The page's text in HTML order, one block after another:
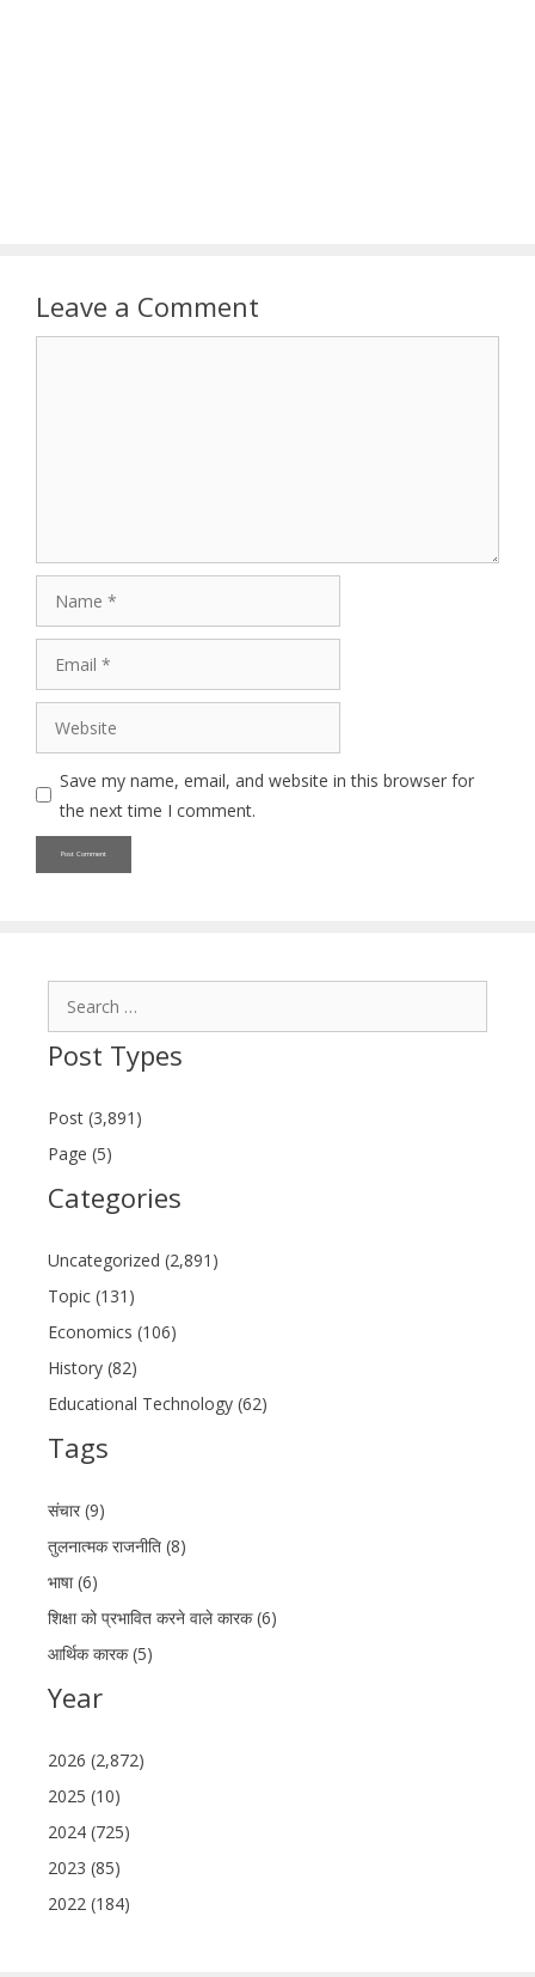
Leave a Comment
Save my name, email, and website in this browser for
the next time I comment.
Post Types
Post (3,891)
Page (5)
Categories
Uncategorized (2,891)
Topic (131)
Economics (106)
History (82)
Educational Technology (62)
Tags
संचार (9)
तुलनात्मक राजनीति (8)
भाषा (6)
शिक्षा को प्रभावित करने वाले कारक (6)
आर्थिक कारक (5)
Year
2026 (2,872)
2025 (10)
2024 (725)
2023 (85)
2022 (184)